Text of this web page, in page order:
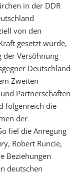
in der DDR
von den
gesetzt wurde,
der Versöhnung
Deutschland
Zweiten
Partnerschaften
folgenreich die
der
fiel die Anregung
Robert Runcie,
Beziehungen
deutschen